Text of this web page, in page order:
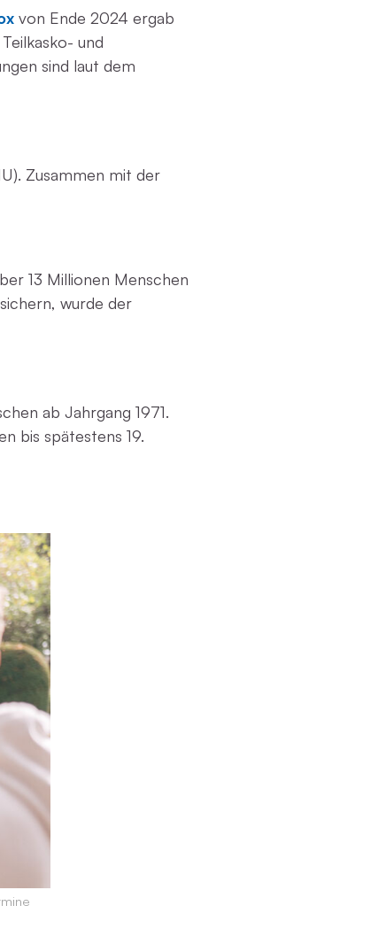
von Ende 2024 ergab
und
sind laut dem
Zusammen mit der
13 Millionen Menschen
wurde der
ab Jahrgang 1971.
bis spätestens 19.